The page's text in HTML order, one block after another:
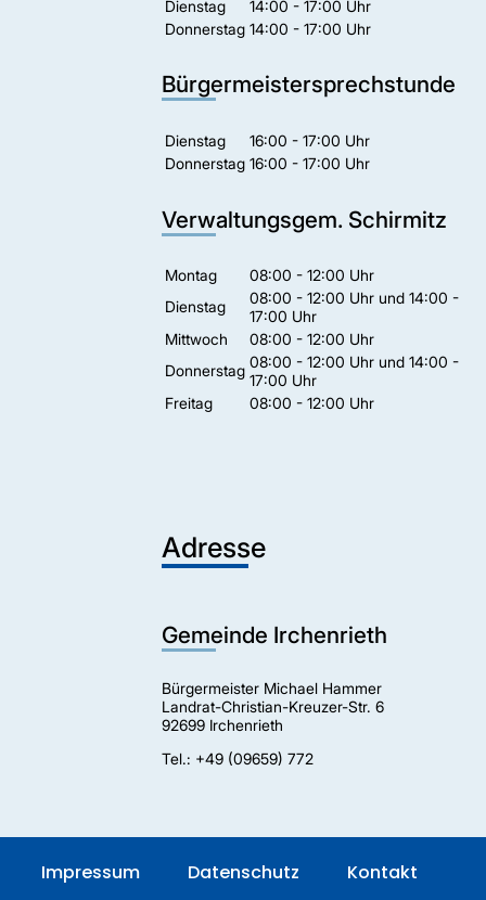
Dienstag
14:00 - 17:00 Uhr
Donnerstag 14:00 - 17:00 Uhr
Bürgermeistersprechstunde
Dienstag
16:00 - 17:00 Uhr
Donnerstag 16:00 - 17:00 Uhr
Verwaltungsgem. Schirmitz
Montag
08:00 - 12:00 Uhr
Dienstag
08:00 - 12:00 Uhr und 14:00 -
17:00 Uhr
Mittwoch
08:00 - 12:00 Uhr
Donnerstag 08:00 - 12:00 Uhr und 14:00 -
17:00 Uhr
Freitag
08:00 - 12:00 Uhr
Adresse
Gemeinde Irchenrieth
Bürgermeister Michael Hammer
Landrat-Christian-Kreuzer-Str. 6
92699 Irchenrieth
Tel.: +49 (09659) 772
Impressum Datenschutz Kontakt